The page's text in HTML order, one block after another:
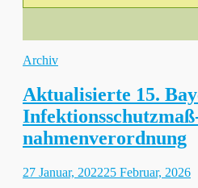
Kategorien
Archiv
Aktualisierte 15.
nahmenverordnung
Gepostet
27 Januar, 202225 Februar, 2026